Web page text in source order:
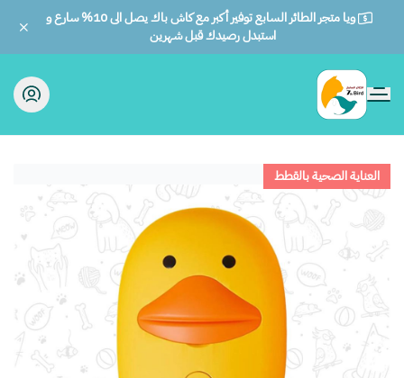
ويا متجر الطائر السابع توفير أكبر مع كاش باك يصل الى 10% سارع و
استبدل رصيدك قبل شهرين
الطائر السابع للحيوانات
العناية الصحية بالقطط